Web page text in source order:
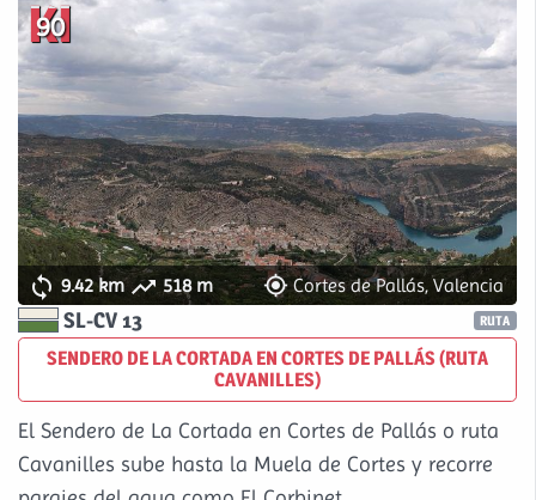
90
 9.42 km  518 m Cortes de Pallás, Valencia
SL-CV 13 RUTA
SENDERO DE LA CORTADA EN CORTES DE PALLÁS (RUTA
CAVANILLES)
El Sendero de La Cortada en Cortes de Pallás o ruta
Cavanilles sube hasta la Muela de Cortes y recorre